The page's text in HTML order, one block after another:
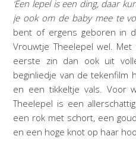
‘Een lepel is een ding, daar
je ook om de baby mee te
bent of ergens geboren in
Vrouwtje Theelepel wel.
eerste zin dan ook uit
beginliedje van de tekenfilm
en een tikkeltje vals. Voor
Theelepel is een
een rok met schort, een
en een hoge knot op haar